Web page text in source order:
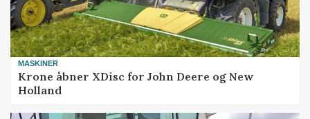
MASKINER
Krone åbner XDisc for John Deere og New
Holland